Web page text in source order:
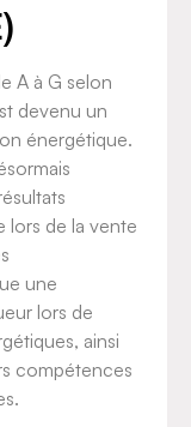
A à G selon
devenu un
énergétique.
lors de la vente
une
lors de
ainsi
compétences